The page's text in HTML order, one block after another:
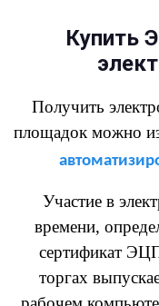
Купить
Получить
площадок можно
Участие в
времени,
сертификат
торгах